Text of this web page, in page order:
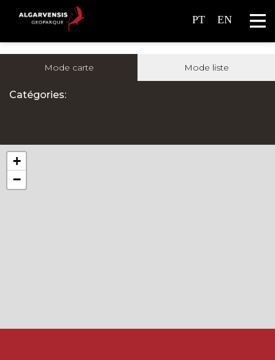
PT EN
Mode carte Mode liste
+
−
Catégories: